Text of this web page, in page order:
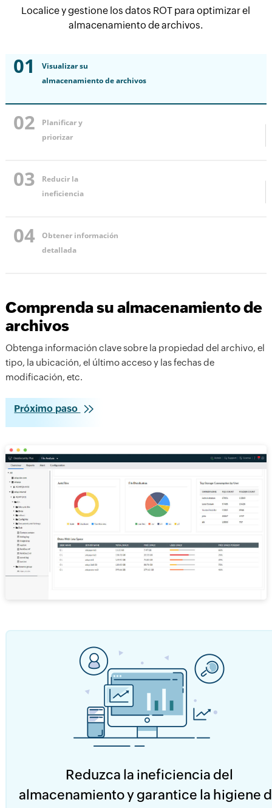
Localice y gestione los datos ROT para optimizar el
almacenamiento de archivos.
01
Visualizar su
almacenamiento de archivos
02
Planificar y
priorizar
03
Reducir la
ineficiencia
04
Obtener información
detallada
Comprenda su almacenamiento de
archivos
Obtenga información clave sobre la propiedad del archivo, el
tipo, la ubicación, el último acceso y las fechas de
modificación, etc.
Próximo paso
Reduzca la ineficiencia del
almacenamiento y garantice la higiene